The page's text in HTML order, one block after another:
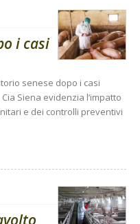
i casi
senese dopo i casi
Siena evidenzia l’impatto
e dei controlli preventivi